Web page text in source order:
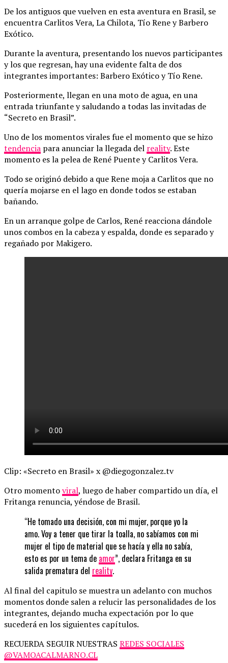
De los antiguos que vuelven en esta aventura en Brasil, se
encuentra Carlitos Vera, La Chilota, Tío Rene y Barbero
Exótico.
Durante la aventura, presentando los nuevos participantes
y los que regresan, hay una evidente falta de dos
integrantes importantes: Barbero Exótico y Tío Rene.
Posteriormente, llegan en una moto de agua, en una
entrada triunfante y saludando a todas las invitadas de
“Secreto en Brasil”.
Uno de los momentos virales fue el momento que se hizo
tendencia para anunciar la llegada del reality. Este
momento es la pelea de René Puente y Carlitos Vera.
Todo se originó debido a que Rene moja a Carlitos que no
quería mojarse en el lago en donde todos se estaban
bañando.
En un arranque golpe de Carlos, René reacciona dándole
unos combos en la cabeza y espalda, donde es separado y
regañado por Makigero.
Clip: «Secreto en Brasil» x @diegogonzalez.tv
Otro momentoviral, luego de haber compartido un día, el
Fritanga renuncia, yéndose de Brasil.
“He tomado una decisión, con mi mujer, porque yo la
amo. Voy a tener que tirar la toalla, no sabíamos con mi
mujer el tipo de material que se hacía y ella no sabía,
esto es por un tema de amor”, declara Fritanga en su
salida prematura del reality.
Al final del capitulo se muestra un adelanto con muchos
momentos donde salen a relucir las personalidades de los
integrantes, dejando mucha expectación por lo que
sucederá en los siguientes capítulos.
RECUERDA SEGUIR NUESTRAS REDES SOCIALES
@VAMOACALMARNO.CL